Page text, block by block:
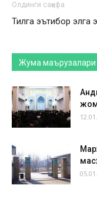
Олдинги саҳифа
Тилга эътибор элга
Жума маърузалари